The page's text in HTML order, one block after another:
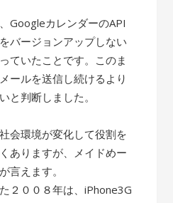
GoogleカレンダーのAPI
バージョンアップしない
ていたことです。このま
ールを送信し続けるより
と判断しました。
会環境が変化して役割を
ありますが、メイドめー
言えます。
２００８年は、iPhone3G